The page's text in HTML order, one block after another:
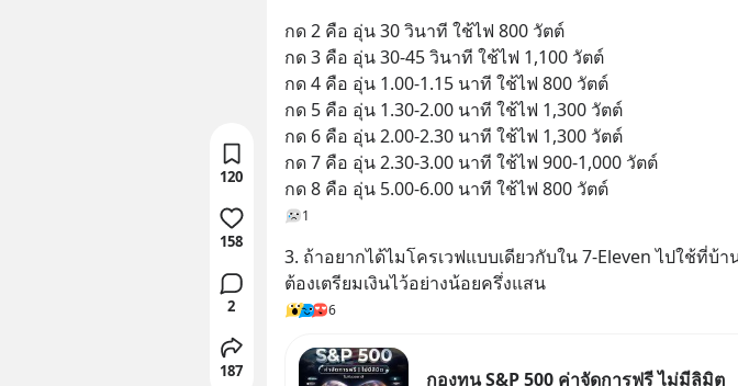
กด 2 คือ อุ่น 30 วินาที ใช้ไฟ 800 วัตต์
กด 3 คือ อุ่น 30-45 วินาที ใช้ไฟ 1,100 วัตต์
กด 4 คือ อุ่น 1.00-1.15 นาที ใช้ไฟ 800 วัตต์
กด 5 คือ อุ่น 1.30-2.00 นาที ใช้ไฟ 1,300 วัตต์
กด 6 คือ อุ่น 2.00-2.30 นาที ใช้ไฟ 1,300 วัตต์
กด 7 คือ อุ่น 2.30-3.00 นาที ใช้ไฟ 900-1,000 วัตต์
กด 8 คือ อุ่น 5.00-6.00 นาที ใช้ไฟ 800 วัตต์
1
3. ถ้าอยากได้ไมโครเวฟแบบเดียวกับใน 7-Eleven ไปใช้ที่บ้า
ต้องเตรียมเงินไว้อย่างน้อยครึ่งแสน
6
กองทุน S&P 500 ค่าจัดการฟรี ไม่มีลิมิต
120
158
2
187